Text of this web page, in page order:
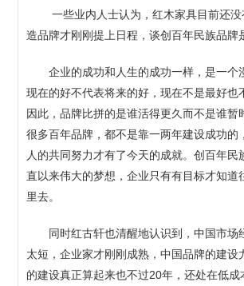
一些业内人士认为，红木家具目前还没
造品牌才刚刚提上日程，谈创百年民族品牌
企业的成功和人生的成功一样，是一个
现在的好不代表将来的好，现在不是最好也
因此，品牌比拼的是谁活得更久而不是谁暂
很多百年品牌，都不是靠一两年建设成功的
人的共同努力才有了今天的成就。创百年民
直以来伟大的梦想，企业只有有目标才知道
里去。
同时红古轩也清醒地认识到，中国市场
太短，企业家才刚刚成熟，中国品牌的建设
的建设真正算起来也不过20年，还处在低